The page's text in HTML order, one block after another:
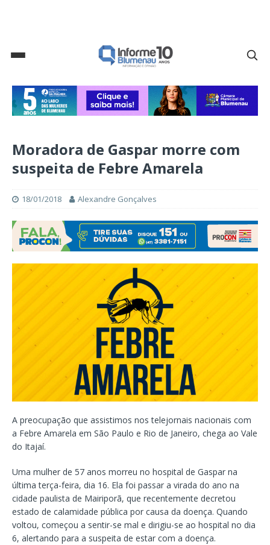
Moradora de Gaspar morre com
suspeita de Febre Amarela
18/01/2018 Alexandre Gonçalves
A preocupação que assistimos nos telejornais nacionais com
a Febre Amarela em São Paulo e Rio de Janeiro, chega ao Vale
do Itajaí.
Uma mulher de 57 anos morreu no hospital de Gaspar na
última terça-feira, dia 16. Ela foi passar a virada do ano na
cidade paulista de Mairiporã, que recentemente decretou
estado de calamidade pública por causa da doença. Quando
voltou, começou a sentir-se mal e dirigiu-se ao hospital no dia
6, alertando para a suspeita de estar com a doença.